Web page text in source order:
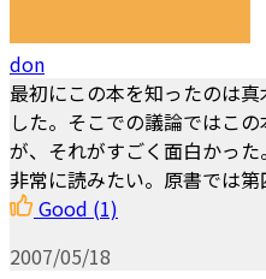
don
最初にこの本を知ったのは
した。そこでの議論ではこ
が、それがすごく面白かっ
非常に読みたい。原書では第
Good (1)
2007/05/18